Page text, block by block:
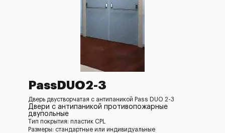
PassDUO2-3
Дверь двустворчатая с антипаникой Pass DUO 2-3
Двери с антипаникой противопожарные
двупольные
Тип покрытия: пластик CPL
Размеры: стандартные или индивидуальные